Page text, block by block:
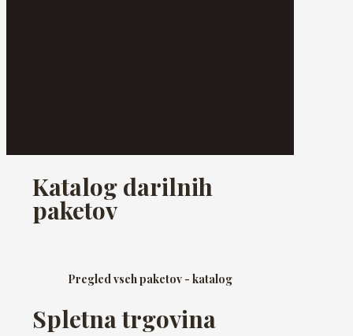
Katalog darilnih
paketov
Pregled vseh paketov - katalog
Spletna trgovina